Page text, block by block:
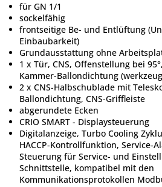
für GN 1/1
sockelfähig
frontseitige Be- und Entlüftung
Einbaubarkeit)
Grundausstattung ohne
1 x Tür, CNS, Offenstellung bei
Kammer-Ballondichtung
2 x CNS-Halbschublade mit
Ballondichtung, CNS-Griffleiste
abgerundete Ecken
CRIO SMART - Displaysteuerung
Digitalanzeige, Turbo Cooling
HACCP-Kontrollfunktion, Service-
Steuerung für Service- und
Schnittstelle, kompatibel mit den
Kommunikationsprotokollen